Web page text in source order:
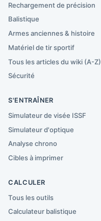
Rechargement de précision
Balistique
Armes anciennes & histoire
Matériel de tir sportif
Tous les articles du wiki (A-Z)
Sécurité
S'ENTRAÎNER
Simulateur de visée ISSF
Simulateur d'optique
Analyse chrono
Cibles à imprimer
CALCULER
Tous les outils
Calculateur balistique